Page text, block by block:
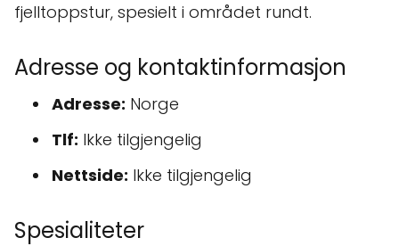
fjelltoppstur, spesielt i området rundt.
Adresse og kontaktinformasjon
Adresse: Norge
Tlf: Ikke tilgjengelig
Nettside: Ikke tilgjengelig
Spesialiteter